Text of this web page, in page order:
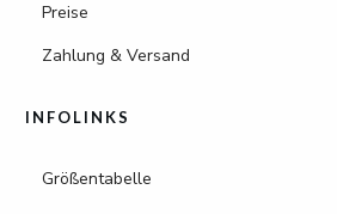
Preise
Zahlung & Versand
INFOLINKS
Größentabelle